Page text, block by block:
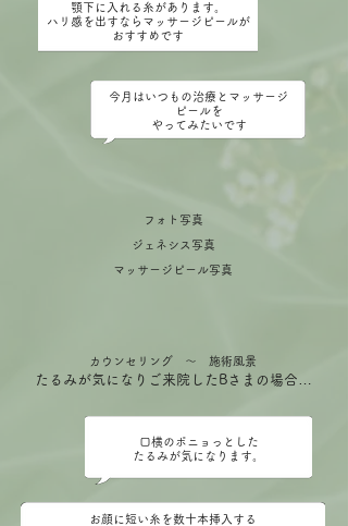
顎下に入れる糸があります。
ハリ感を出すならマッサージピールが
​おすすめです
今月はいつもの治療とマッサージ
ピールを
​やってみたいです
フォト写真
ジェネシス写真
マッサージピール写真
カウンセリング ～ 施術風景
たるみが気になりご来院したBさまの場合…
口横のポニョっとした
たるみが気になります。
お顔に短い糸を数十本挿入する